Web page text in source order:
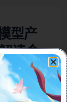
型产
读含
“视野”工